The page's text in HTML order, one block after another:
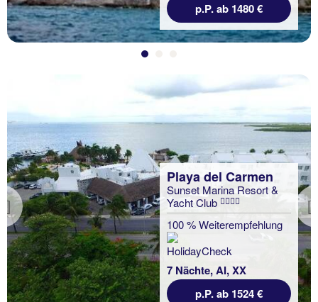
p.P. ab 1480 €
Previous
Playa del Carmen
Sunset Marina Resort &
Yacht Club
100 % Weiterempfehlung
7 Nächte, AI, XX
p.P. ab 1524 €